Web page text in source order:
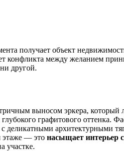
получает объект
конфликта между желанием
другой.
выносом эркера, который
графитового оттенка.
деликатными архитектурными
этаже — это насыщает интерьер
участке.